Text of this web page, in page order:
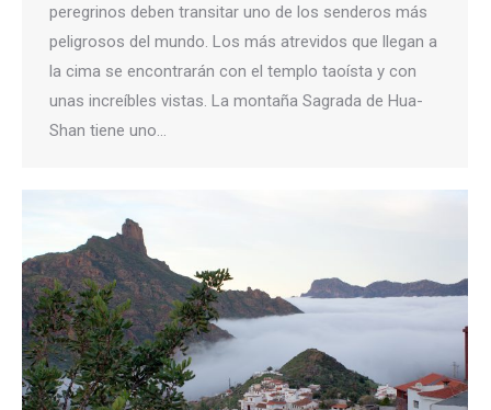
peregrinos deben transitar uno de los senderos más
peligrosos del mundo. Los más atrevidos que llegan a
la cima se encontrarán con el templo taoísta y con
unas increíbles vistas. La montaña Sagrada de Hua-
Shan tiene uno…